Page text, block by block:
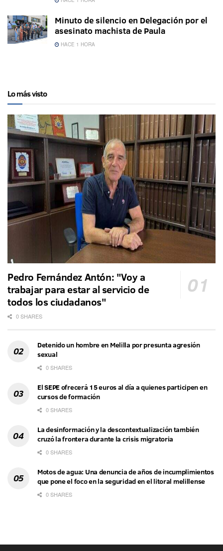
Minuto de silencio en Delegación por el
asesinato machista de Paula
HACE 1 HORA
Lo más visto
Pedro Fernández Antón: "Voy a
trabajar para estar al servicio de
todos los ciudadanos"
0 SHARES
Detenido un hombre en Melilla por presunta agresión
sexual
0 SHARES
El SEPE ofrecerá 15 euros al día a quienes participen en
cursos de formación
0 SHARES
La desinformación y la descontextualización también
cruzó la frontera durante la crisis migratoria
0 SHARES
Motos de agua: Una denuncia de años de incumplimientos
que pone el foco en la seguridad en el litoral melillense
0 SHARES